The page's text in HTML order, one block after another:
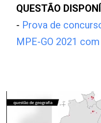
QUESTÃO
- Prova de
MPE-GO 2021